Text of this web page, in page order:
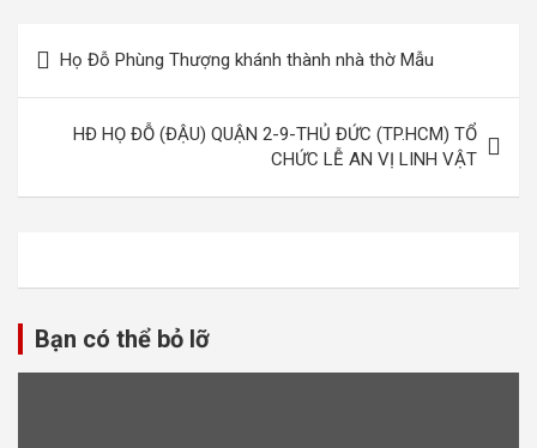
hướng
Họ Đỗ Phùng Thượng khánh thành nhà thờ Mẫu
HĐ HỌ ĐỖ (ĐẬU) QUẬN 2-9-THỦ ĐỨC (TP.HCM) TỔ
CHỨC LỄ AN VỊ LINH VẬT
Bạn có thể bỏ lỡ